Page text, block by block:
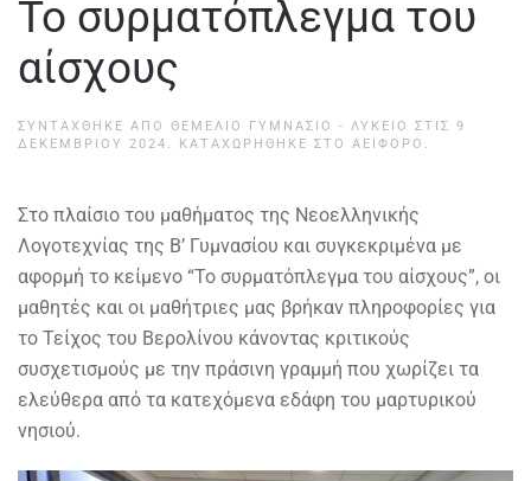
Το συρματόπλεγμα του
αίσχους
ΣΥΝΤΆΧΘΗΚΕ ΑΠΌ ΘΕΜΕΛΙΟ ΓΥΜΝΑΣΙΟ - ΛΥΚΕΙΟ ΣΤΙΣ 9
ΔΕΚΕΜΒΡΊΟΥ 2024 . ΚΑΤΑΧΩΡΉΘΗΚΕ ΣΤΟ ΑΕΙΦΌΡΟ .
Στο πλαίσιο του μαθήματος της Νεοελληνικής
Λογοτεχνίας της Β’ Γυμνασίου και συγκεκριμένα με
αφορμή το κείμενο “Το συρματόπλεγμα του αίσχους”, οι
μαθητές και οι μαθήτριες μας βρήκαν πληροφορίες για
το Τείχος του Βερολίνου κάνοντας κριτικούς
συσχετισμούς με την πράσινη γραμμή που χωρίζει τα
ελεύθερα από τα κατεχόμενα εδάφη του μαρτυρικού
νησιού.